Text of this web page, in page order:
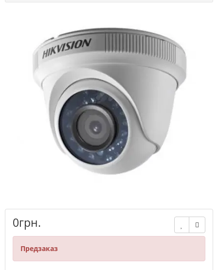
0грн.
Предзаказ